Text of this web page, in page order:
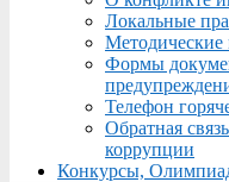
Локальные
Методические
Формы
Телефон
Обратная
коррупции
Конкурсы,